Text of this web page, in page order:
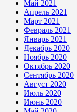
Май 2021
Апрель 2021
Март 2021
Февраль 2021
Январь 2021
Декабрь 2020
Ноябрь 2020
Октябрь 2020
Сентябрь 2020
Август 2020
Июль 2020
Июнь 2020